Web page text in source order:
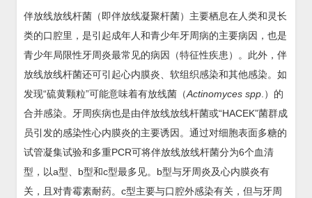
伴放线放线杆菌（即伴放线凝聚杆菌）主要栖息在人类和灵长
类的口腔里，是引起成年人和青少年牙周病的主要病因，也是
青少年局限性牙周炎最常见的病因（特征性疾患）。此外，伴
放线放线杆菌还可引起心内膜炎、软组织感染和其他感染。如
发现“硫黄颗粒”可能意味着有放线菌（Actinomyces spp .）的
合并感染。牙周疾病也是由伴放线放线杆菌或“HACEK”菌群成
员引发的感染性心内膜炎的主要诱因。通过对细胞表面多糖的
试管凝集试验和多重PCR可将伴放线放线杆菌分为6个血清
型，以a型、b型和c型最多见。b型与牙周炎及心内膜炎有
关，且对青霉素耐药。c型主要与口腔外感染有关，但与牙周